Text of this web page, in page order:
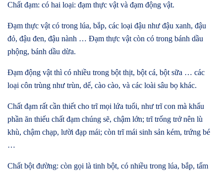
Chất đạm: có hai loại: đạm thực vật và đạm động vật.
Đạm thực vật có trong lúa, bắp, các loại đậu như đậu xanh, đậu
đỏ, đậu đen, đậu nành … Đạm thực vật còn có trong bánh dầu
phộng, bánh dầu dừa.
Đạm động vật thì có nhiều trong bột thịt, bột cá, bột sữa … các
loại côn trùng như trùn, dế, cào cào, và các loài sâu bọ khác.
Chất đạm rất cần thiết cho trĩ mọi lứa tuổi, như trĩ con mà khẩu
phần ăn thiếu chất đạm chúng sẽ, chậm lớn; trĩ trống trở nên lù
khù, chậm chạp, lười đạp mái; còn trĩ mái sinh sản kém, trứng bé
…
Chất bột đường: còn gọi là tinh bột, có nhiều trong lúa, bắp, tấm